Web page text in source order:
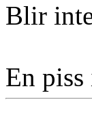
Blir
En